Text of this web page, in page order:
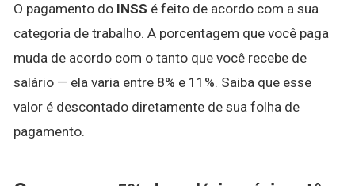
O pagamento do INSS é feito de acordo com a sua
categoria de trabalho. A porcentagem que você paga
muda de acordo com o tanto que você recebe de
salário — ela varia entre 8% e 11%. Saiba que esse
valor é descontado diretamente de sua folha de
pagamento.